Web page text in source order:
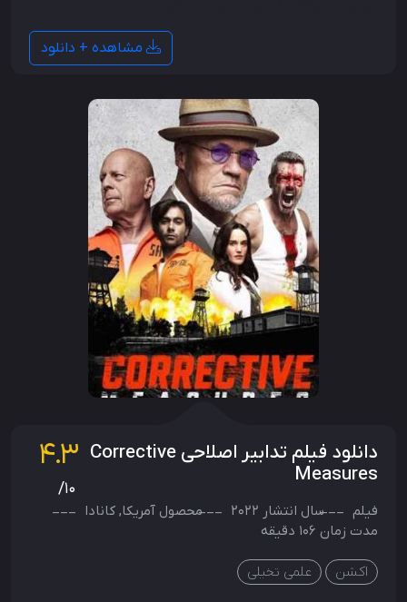
مشاهده + دانلود
دانلود فیلم تدابیر اصلاحی Corrective
Measures
4.3
/10
فیلم سال انتشار 2022 محصول آمریکا, کانادا
مدت زمان 106 دقیقه
اکشن علمی تخیلی